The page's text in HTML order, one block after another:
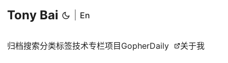
Tony Bai En
归档搜索分类标签技术专栏项目 GopherDaily 关于我